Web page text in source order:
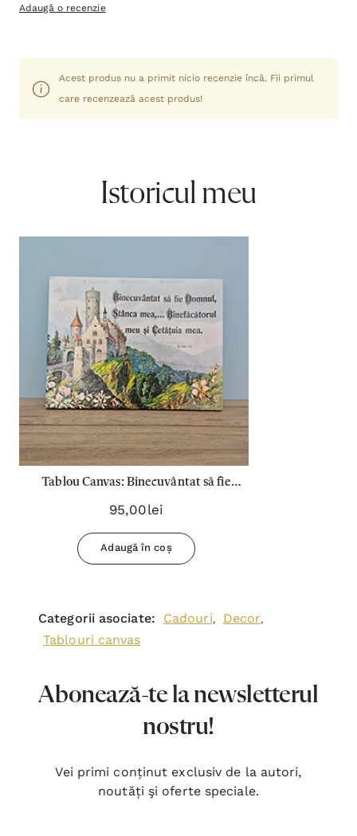
Adaugă o recenzie
Acest produs nu a primit nicio recenzie încă. Fii primul
care recenzează acest produs!
Istoricul meu
Tablou Canvas: Binecuvântat să fie
Domnul, Stânca mea... Binefacătorul
95,00lei
Adaugă în coș
Categorii asociate: Cadouri, Decor,
Tablouri canvas
Abonează-te la newsletterul
nostru!
Vei primi conținut exclusiv de la autori,
noutăți şi oferte speciale.